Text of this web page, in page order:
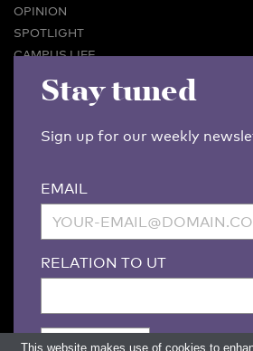
OPINION
SPOTLIGHT
CAMPUS LIFE
BUSINESS & CAREER
CONTACT
ARCHIVE
MORE
LINKS
DISCLAIMER / COPYRIGHT
Stay tuned
Sign up for our weekly
EMAIL
RELATION TO UT
This website makes use of cookies to